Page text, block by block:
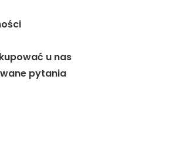
u nas
pytania